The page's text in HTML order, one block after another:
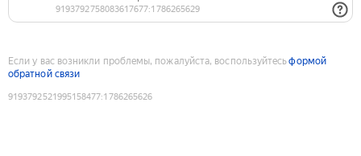
Если у вас возникли проблемы, пожалуйста, воспользуйтесьформой
обратной связи
9193792521995158477:1786265626